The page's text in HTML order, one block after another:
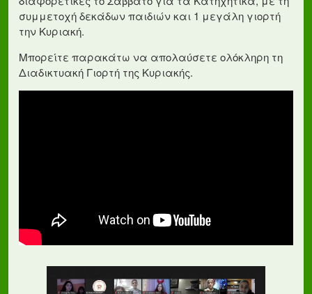
συμμετοχή δεκάδων παιδιών και 1 μεγάλη γιορτή
την Κυριακή.
Μπορείτε παρακάτω να απολαύσετε ολόκληρη τη
Διαδικτυακή Γιορτή της Κυριακής.